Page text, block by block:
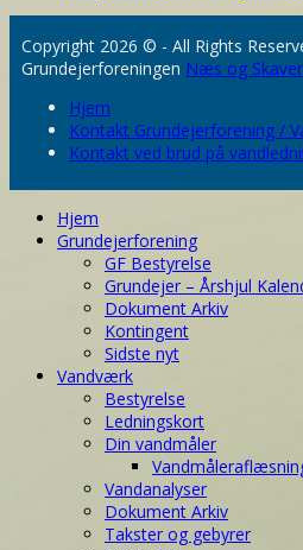
Copyright 2026 © - All Rights
Grundejerforeningen Næs og
Hjem
Kontakt Grundejerforening /
Kontakt ved brud på
Hjem
Grundejerforening
GF Bestyrelse
Grundejer – Årshjul
Dokument Arkiv
Kontingent
Sidste nyt
Vandværk
Bestyrelse
Ledningskort
Din vandmåler
Vandanalyser
Dokument Arkiv
Takster og gebyrer